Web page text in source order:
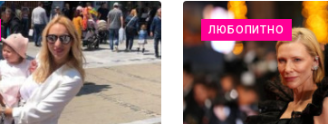
ЛЮБОПИТНО